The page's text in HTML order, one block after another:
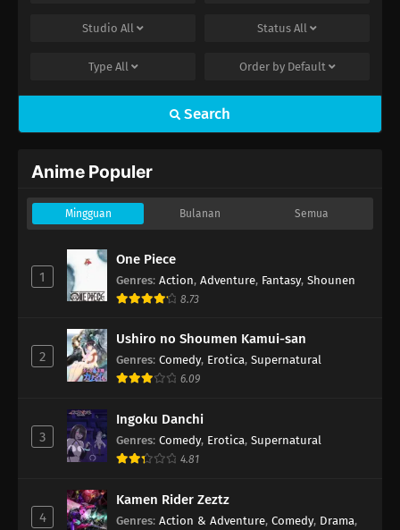
Digimon Beatbreak Episode 3
Eps 3 - Oktober 18, 2025
Digimon Beatbreak Episode 2
Eps 2 - Oktober 11, 2025
Digimon Beatbreak Episode 1
Eps 1 - Oktober 5, 2025
Studio All Status All
Type All Order by Default
Search
Anime Populer
Mingguan Bulanan Semua
1
One Piece
Genres: Action, Adventure, Fantasy, Shounen
8.73
2
Ushiro no Shoumen Kamui-san
Genres: Comedy, Erotica, Supernatural
6.09
3
Ingoku Danchi
Genres: Comedy, Erotica, Supernatural
4.81
4
Kamen Rider Zeztz
Genres: Action & Adventure, Comedy, Drama,